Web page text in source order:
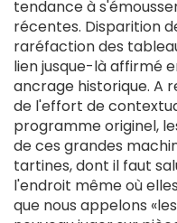
tendance à
récentes. Disparition
raréfaction des
lien jusque-là affirmé
ancrage historique. A
de l'effort de
programme originel,
de ces grandes
tartines, dont il faut
l'endroit même où
que nous appelons